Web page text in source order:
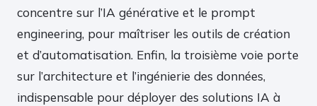
concentre sur l’IA générative et le prompt
engineering, pour maîtriser les outils de création
et d’automatisation. Enfin, la troisième voie porte
sur l’architecture et l’ingénierie des données,
indispensable pour déployer des solutions IA à